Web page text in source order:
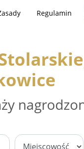
Regulamin